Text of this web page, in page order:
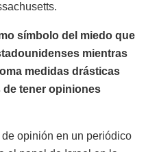
símbolo del miedo que
mientras
medidas drásticas
tener opiniones
opinión en un periódico